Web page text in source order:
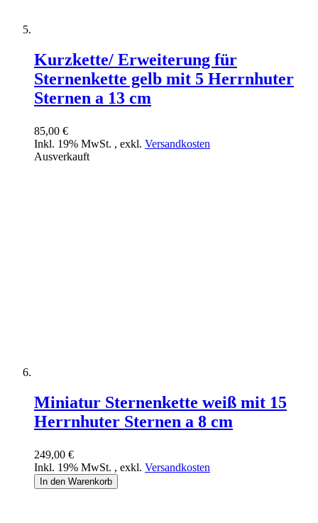
Kurzkette/ Erweiterung für
Sternenkette gelb mit 5 Herrnhuter
Sternen a 13 cm
85,00 €
Inkl. 19% MwSt. , exkl. Versandkosten
Ausverkauft
Miniatur Sternenkette weiß mit 15
Herrnhuter Sternen a 8 cm
249,00 €
Inkl. 19% MwSt. , exkl. Versandkosten
In den Warenkorb